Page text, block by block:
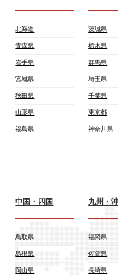
北海道
青森県
岩手県
宮城県
秋田県
山形県
福島県
茨城県
栃木県
群馬県
埼玉県
千葉県
東京都
神奈川県
中国・四国
鳥取県
島根県
岡山県
九州・
福岡県
佐賀県
長崎県